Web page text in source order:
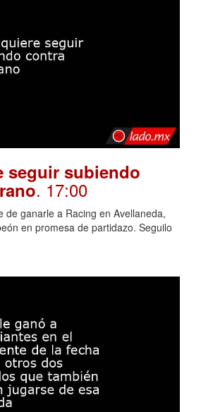
seguir subiendo
. 17:00
de ganarle a Racing en Avellaneda,
en promesa de partidazo. Seguilo